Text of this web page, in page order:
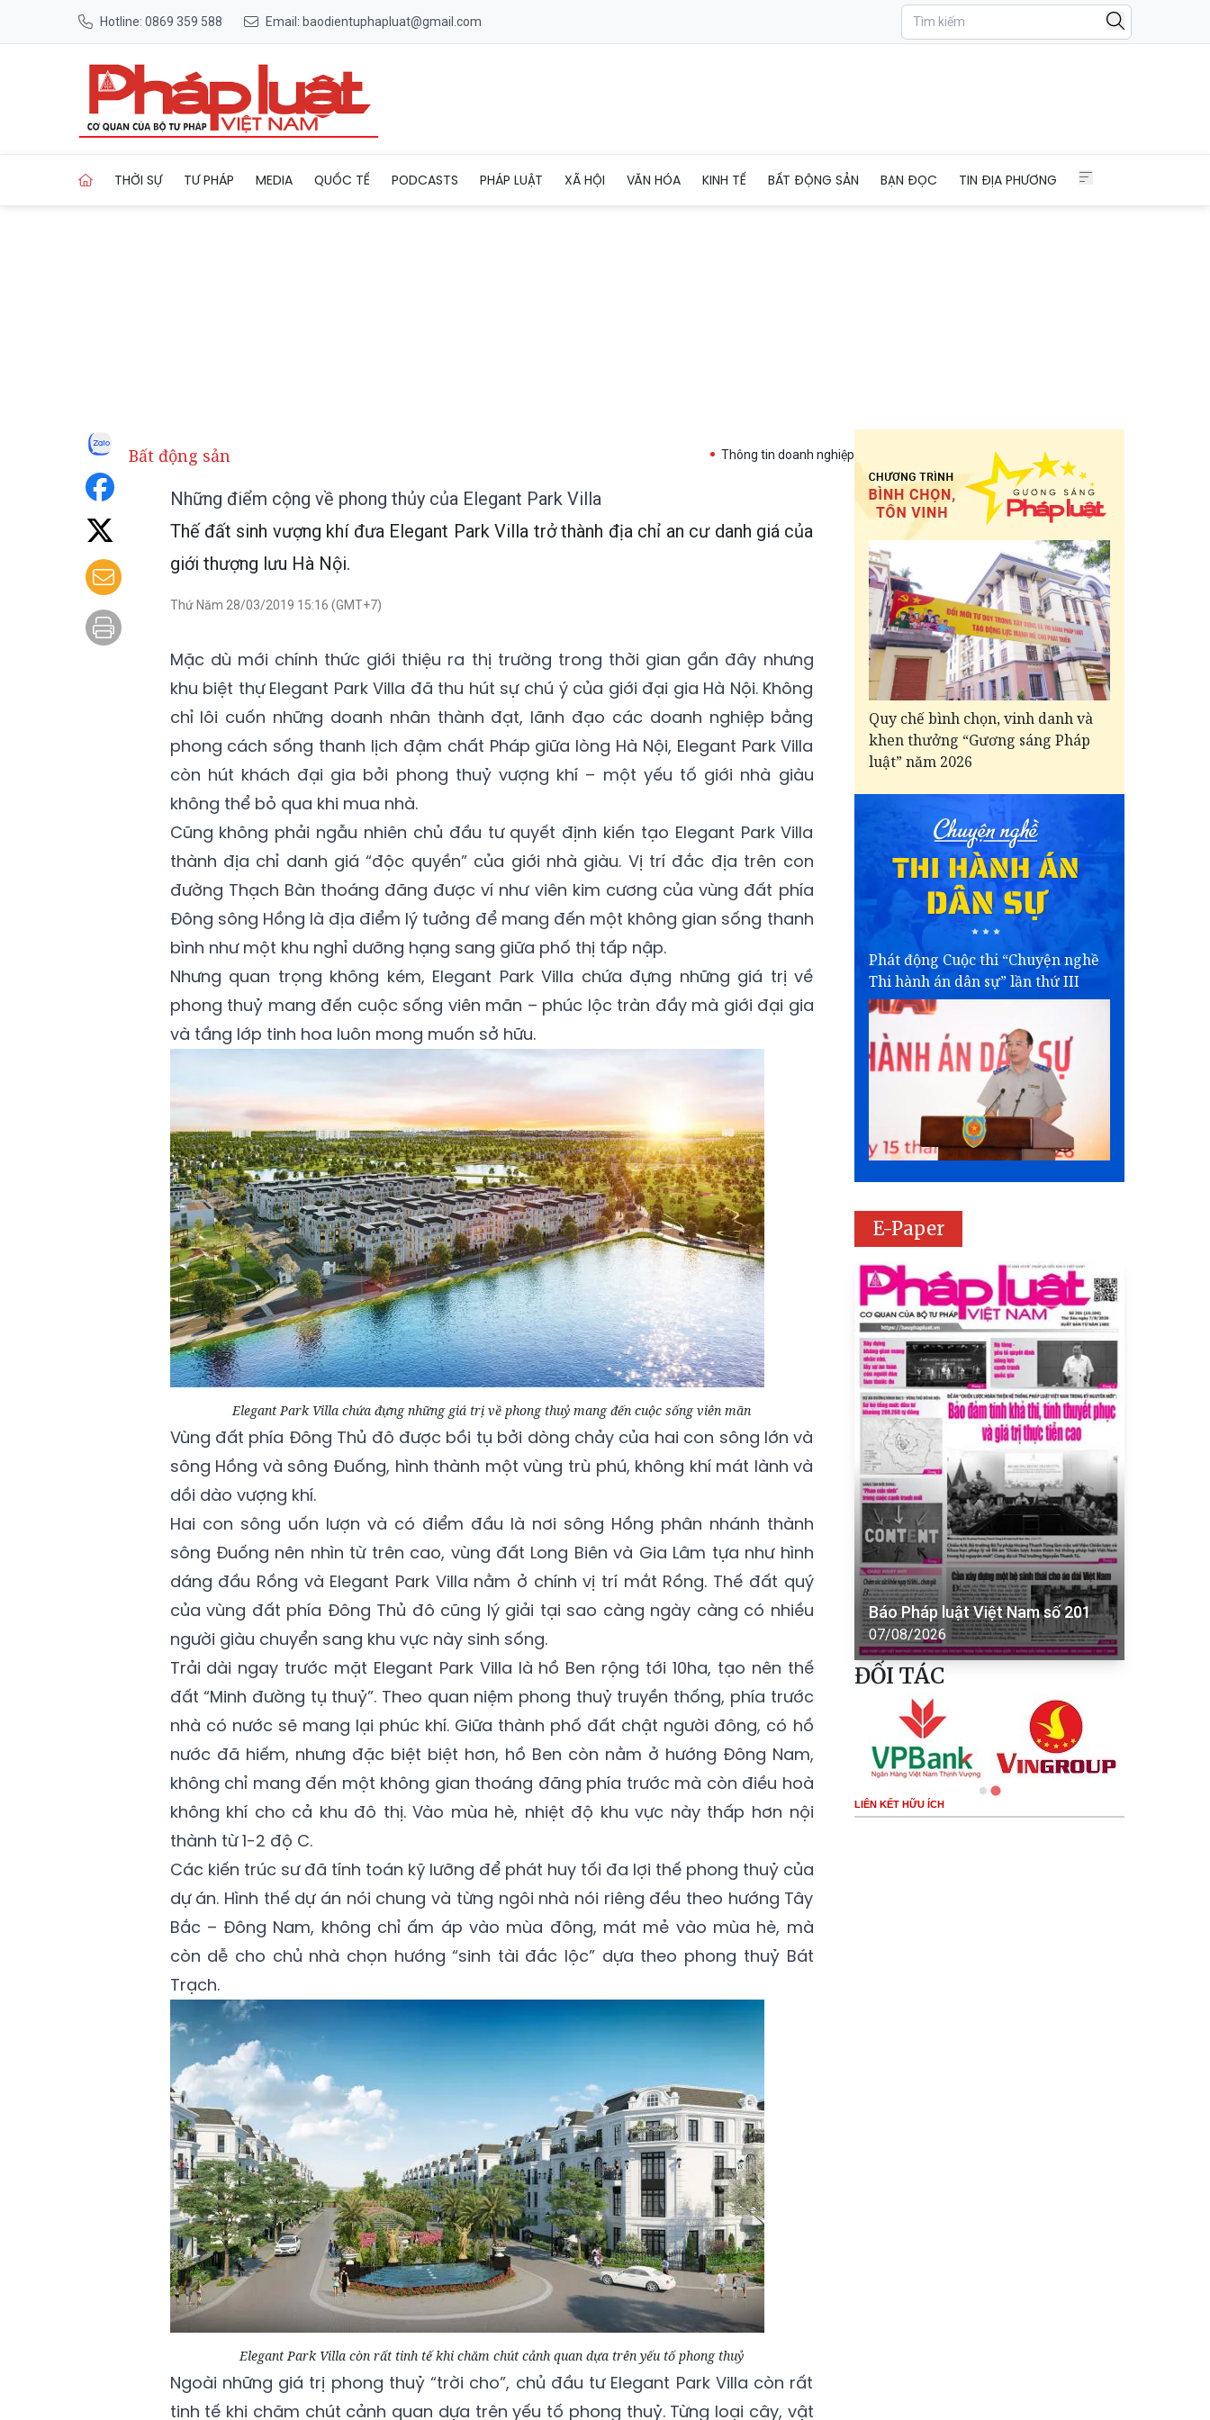
Hotline: 0869 359 588 Email: baodientuphapluat@gmail.com
THỜI SỰ TƯ PHÁP MEDIA QUỐC TẾ PODCASTS PHÁP LUẬT XÃ HỘI VĂN HÓA KINH TẾ BẤT ĐỘNG SẢN BẠN ĐỌC TIN ĐỊA PHƯƠNG
Bất động sản Thông tin doanh nghiệp
Những điểm cộng về phong thủy của Elegant Park Villa
Thế đất sinh vượng khí đưa Elegant Park Villa trở thành địa chỉ an cư danh giá của
giới thượng lưu Hà Nội.
Thứ Năm 28/03/2019 15:16 (GMT+7)
Mặc dù mới chính thức giới thiệu ra thị trường trong thời gian gần đây nhưng
khu biệt thự Elegant Park Villa đã thu hút sự chú ý của giới đại gia Hà Nội. Không
chỉ lôi cuốn những doanh nhân thành đạt, lãnh đạo các doanh nghiệp bằng
phong cách sống thanh lịch đậm chất Pháp giữa lòng Hà Nội, Elegant Park Villa
còn hút khách đại gia bởi phong thuỷ vượng khí – một yếu tố giới nhà giàu
không thể bỏ qua khi mua nhà.
Cũng không phải ngẫu nhiên chủ đầu tư quyết định kiến tạo Elegant Park Villa
thành địa chỉ danh giá “độc quyền” của giới nhà giàu. Vị trí đắc địa trên con
đường Thạch Bàn thoáng đãng được ví như viên kim cương của vùng đất phía
Đông sông Hồng là địa điểm lý tưởng để mang đến một không gian sống thanh
bình như một khu nghỉ dưỡng hạng sang giữa phố thị tấp nập.
Nhưng quan trọng không kém, Elegant Park Villa chứa đựng những giá trị về
phong thuỷ mang đến cuộc sống viên mãn – phúc lộc tràn đầy mà giới đại gia
và tầng lớp tinh hoa luôn mong muốn sở hữu.
Elegant Park Villa chứa đựng những giá trị về phong thuỷ mang đến cuộc sống viên mãn
Vùng đất phía Đông Thủ đô được bồi tụ bởi dòng chảy của hai con sông lớn và
sông Hồng và sông Đuống, hình thành một vùng trù phú, không khí mát lành và
dồi dào vượng khí.
Hai con sông uốn lượn và có điểm đầu là nơi sông Hồng phân nhánh thành
sông Đuống nên nhìn từ trên cao, vùng đất Long Biên và Gia Lâm tựa như hình
dáng đầu Rồng và Elegant Park Villa nằm ở chính vị trí mắt Rồng. Thế đất quý
của vùng đất phía Đông Thủ đô cũng lý giải tại sao càng ngày càng có nhiều
người giàu chuyển sang khu vực này sinh sống.
Trải dài ngay trước mặt Elegant Park Villa là hồ Ben rộng tới 10ha, tạo nên thế
đất “Minh đường tụ thuỷ”. Theo quan niệm phong thuỷ truyền thống, phía trước
nhà có nước sẽ mang lại phúc khí. Giữa thành phố đất chật người đông, có hồ
nước đã hiếm, nhưng đặc biệt biệt hơn, hồ Ben còn nằm ở hướng Đông Nam,
không chỉ mang đến một không gian thoáng đãng phía trước mà còn điều hoà
không khí cho cả khu đô thị. Vào mùa hè, nhiệt độ khu vực này thấp hơn nội
thành từ 1-2 độ C.
Các kiến trúc sư đã tính toán kỹ lưỡng để phát huy tối đa lợi thế phong thuỷ của
dự án. Hình thế dự án nói chung và từng ngôi nhà nói riêng đều theo hướng Tây
Bắc – Đông Nam, không chỉ ấm áp vào mùa đông, mát mẻ vào mùa hè, mà
còn dễ cho chủ nhà chọn hướng “sinh tài đắc lộc” dựa theo phong thuỷ Bát
Trạch.
Elegant Park Villa còn rất tinh tế khi chăm chút cảnh quan dựa trên yếu tố phong thuỷ
Ngoài những giá trị phong thuỷ “trời cho”, chủ đầu tư Elegant Park Villa còn rất
tinh tế khi chăm chút cảnh quan dựa trên yếu tố phong thuỷ. Từng loại cây, vật
Quy chế bình chọn, vinh danh và
khen thưởng “Gương sáng Pháp
luật” năm 2026
Phát động Cuộc thi “Chuyện nghề
Thi hành án dân sự” lần thứ III
E-Paper
Báo Pháp luật Việt Nam số 201
07/08/2026
ĐỐI TÁC
LIÊN KẾT HỮU ÍCH